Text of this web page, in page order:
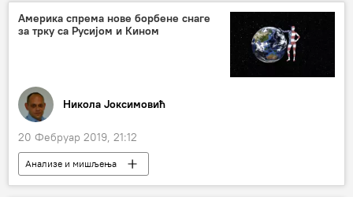
Америка спрема нове борбене снаге
за трку са Русијом и Кином
Никола Јоксимовић
20 Фебруар 2019, 21:12
Анализе и мишљења
Коментари и Аналитика
Роналд Реган